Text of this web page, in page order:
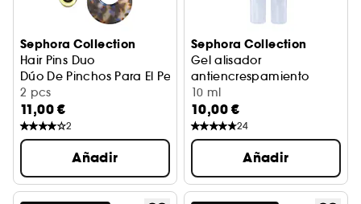
Sephora Collection
Hair Pins Duo
Dúo De Pinchos Para El Pelo
2 pcs
11,00 €
2
Añadir
Sephora Collection
Gel alisador
antiencrespamiento
Gel de peinado
10 ml
10,00 €
24
Añadir